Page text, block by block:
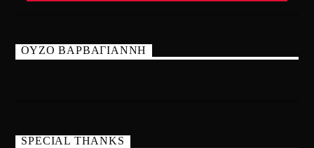
ΟΥΖΟ ΒΑΡΒΑΓΙΑΝΝΗ
SPECIAL THANKS